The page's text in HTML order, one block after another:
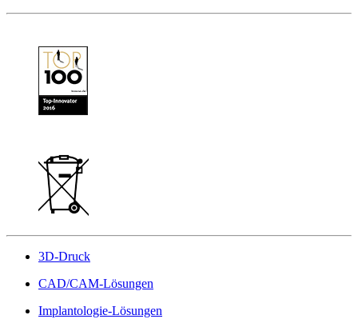
3D-Druck
CAD/CAM-Lösungen
Implantologie-Lösungen